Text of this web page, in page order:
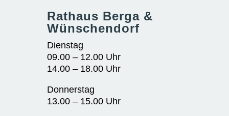
Rathaus Berga &
Wünschendorf
Dienstag
09.00 – 12.00 Uhr
14.00 – 18.00 Uhr
Donnerstag
13.00 – 15.00 Uhr